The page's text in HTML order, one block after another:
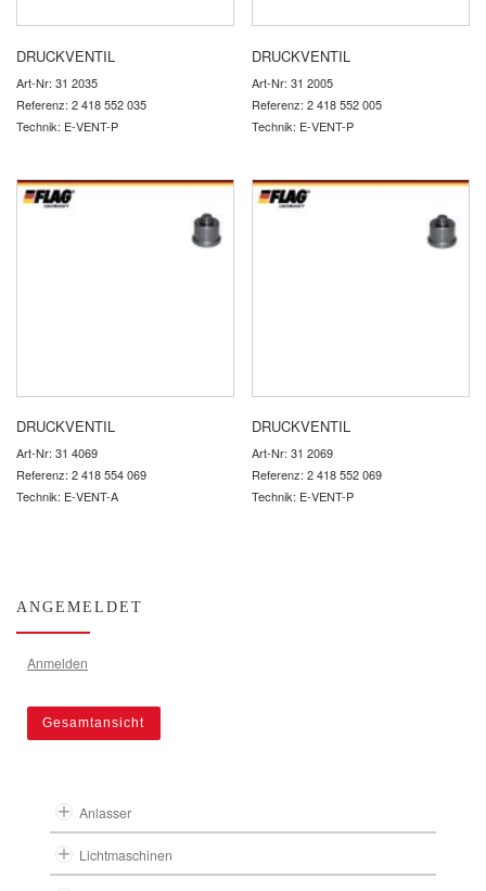
DRUCKVENTIL
Art-Nr: 31 2035
Referenz: 2 418 552 035
Technik: E-VENT-P
DRUCKVENTIL
Art-Nr: 31 2005
Referenz: 2 418 552 005
Technik: E-VENT-P
DRUCKVENTIL
Art-Nr: 31 4069
Referenz: 2 418 554 069
Technik: E-VENT-A
DRUCKVENTIL
Art-Nr: 31 2069
Referenz: 2 418 552 069
Technik: E-VENT-P
ANGEMELDET
Anmelden
Gesamtansicht
Anlasser
Lichtmaschinen